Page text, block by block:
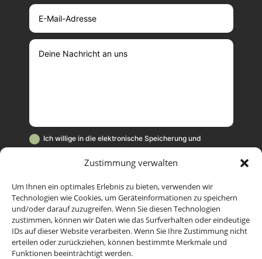
Zustimmung verwalten
Um Ihnen ein optimales Erlebnis zu bieten, verwenden wir
Technologien wie Cookies, um Geräteinformationen zu speichern
und/oder darauf zuzugreifen. Wenn Sie diesen Technologien
zustimmen, können wir Daten wie das Surfverhalten oder eindeutige
IDs auf dieser Website verarbeiten. Wenn Sie Ihre Zustimmung nicht
erteilen oder zurückziehen, können bestimmte Merkmale und
Funktionen beeinträchtigt werden.
Ich willige in die elektronische Speicherung und
Verarbeitung meiner Daten für die Zwecke der Kampagne
"Wehrhaft ohne Waffen" ein. Diese Einwilligung kann jederzeit
werden. Weitere Informationen hierzu und
Widerrufshinweise stehen in unserer Datenschutzerklärung,
zu finden ganz unten auf dieser Seite.
13 + 7= Senden